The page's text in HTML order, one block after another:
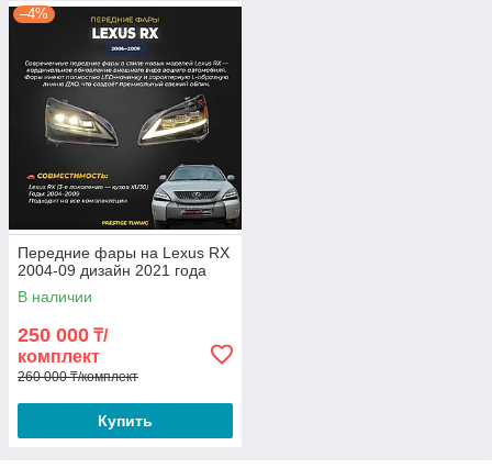
–4%
Передние фары на Lexus RX
2004-09 дизайн 2021 года
В наличии
250 000 ₸/
комплект
260 000 ₸/комплект
Купить